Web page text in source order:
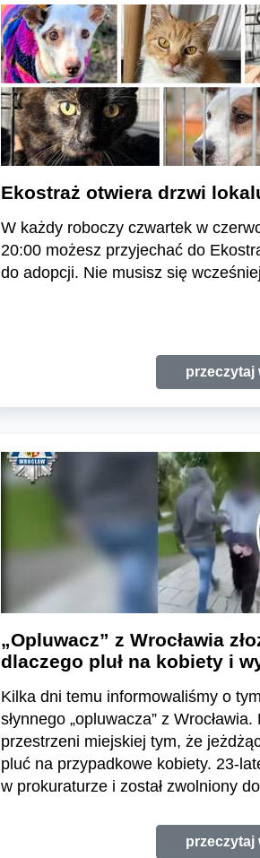
Ekostraż otwiera drzwi
W każdy roboczy czwartek w
20:00 możesz przyjechać do
do adopcji. Nie musisz się
przeczytaj
„Opluwacz” z Wrocławia
dlaczego pluł na kobiety i
Kilka dni temu informowaliśmy o
słynnego „opluwacza” z
przestrzeni miejskiej tym, że
pluć na przypadkowe kobiety. 23-
w prokuraturze i został zwolniony
przeczytaj